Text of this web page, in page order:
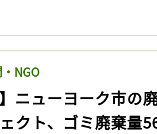
NGO
】ニューヨーク市の
クト、ゴミ廃棄量